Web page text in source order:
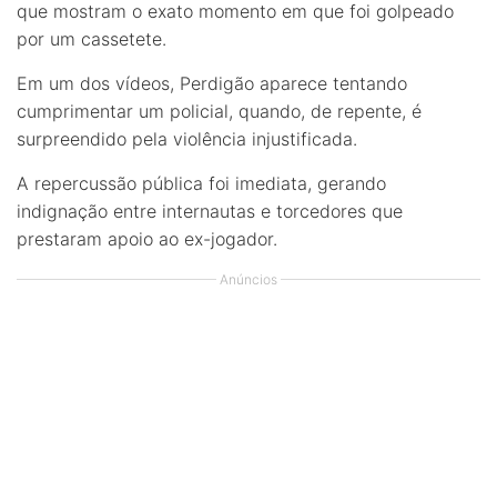
que mostram o exato momento em que foi golpeado
por um cassetete.
Em um dos vídeos, Perdigão aparece tentando
cumprimentar um policial, quando, de repente, é
surpreendido pela violência injustificada.
A repercussão pública foi imediata, gerando
indignação entre internautas e torcedores que
prestaram apoio ao ex-jogador.
Anúncios